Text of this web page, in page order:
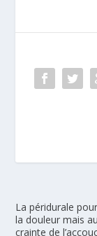
La péridurale
la douleur mais
crainte de